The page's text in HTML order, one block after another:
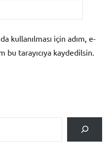
kullanılması için adım, e-
tarayıcıya kaydedilsin.